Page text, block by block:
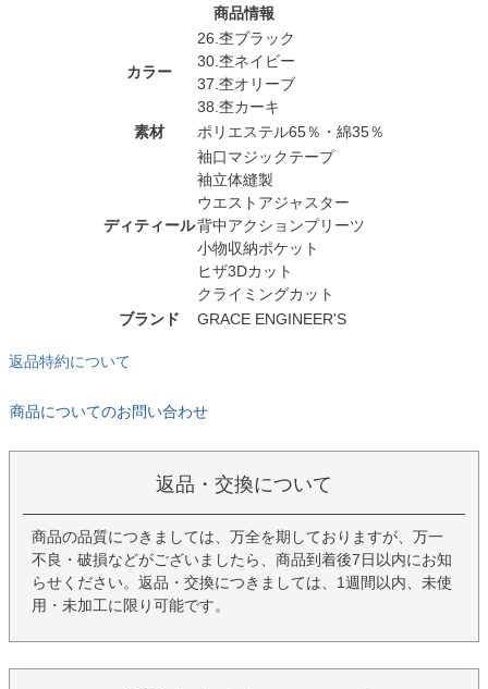
商品情報
カラー
26.杢ブラック
30.杢ネイビー
37.杢オリーブ
38.杢カーキ
素材
ポリエステル65％・綿35％
ディティール
袖口マジックテープ
袖立体縫製
ウエストアジャスター
背中アクションプリーツ
小物収納ポケット
ヒザ3Dカット
クライミングカット
ブランド
GRACE ENGINEER'S
返品特約について
商品についてのお問い合わせ
返品・交換について
商品の品質につきましては、万全を期しておりますが、万一
不良・破損などがございましたら、商品到着後7日以内にお知
らせください。返品・交換につきましては、1週間以内、未使
用・未加工に限り可能です。